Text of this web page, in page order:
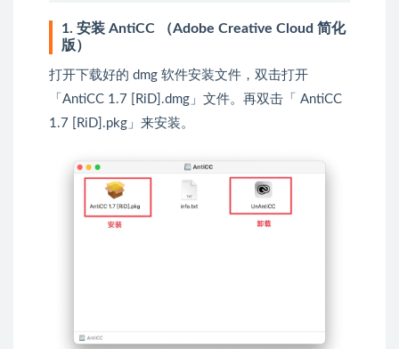
1. 安装 AntiCC （Adobe Creative Cloud 简化
版）
打开下载好的 dmg 软件安装文件，双击打开
「AntiCC 1.7 [RiD].dmg」文件。再双击「 AntiCC
1.7 [RiD].pkg」来安装。